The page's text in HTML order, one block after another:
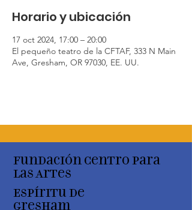
Horario y ubicación
17 oct 2024, 17:00 – 20:00
El pequeño teatro de la CFTAF, 333 N Main
Ave, Gresham, OR 97030, EE. UU.
Fundación Centro para
las Artes
Espíritu de
Gresham